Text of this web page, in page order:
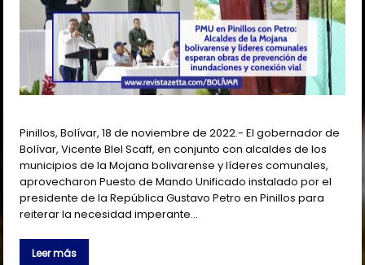
Pinillos, Bolívar, 18 de noviembre de 2022.- El gobernador de
Bolívar, Vicente Blel Scaff, en conjunto con alcaldes de los
municipios de la Mojana bolivarense y líderes comunales,
aprovecharon Puesto de Mando Unificado instalado por el
presidente de la República Gustavo Petro en Pinillos para
reiterar la necesidad imperante…
Leer más